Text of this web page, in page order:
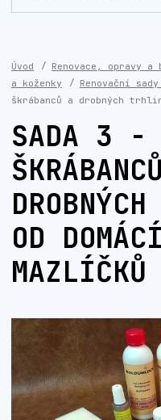
Úvod Renovace, opravy a
a koženky
Renovační
škrábanců a drobných
SADA 3 -
OD
MAZLÍČKŮ